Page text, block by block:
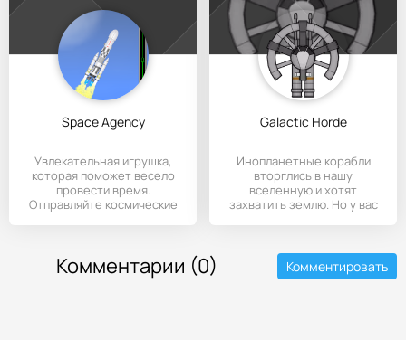
Space Agency
Увлекательная игрушка,
которая поможет весело
провести время.
Отправляйте космические
Galactic Horde
Инопланетные корабли
вторглись в нашу
вселенную и хотят
захватить землю. Но у вас
Комментарии (0) Комментировать